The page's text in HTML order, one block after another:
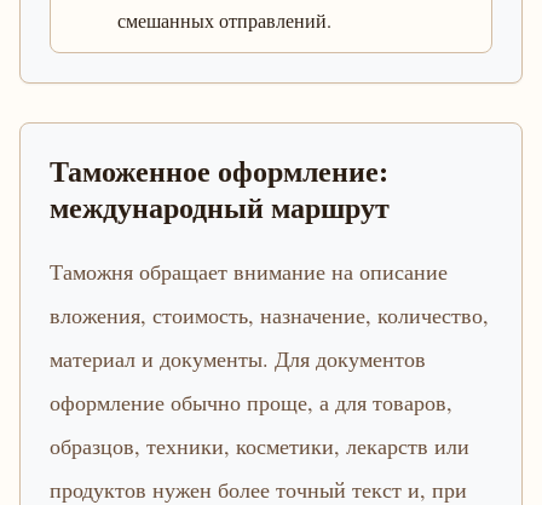
смешанных отправлений.
Таможенное оформление:
международный маршрут
Таможня обращает внимание на описание
вложения, стоимость, назначение, количество,
материал и документы. Для документов
оформление обычно проще, а для товаров,
образцов, техники, косметики, лекарств или
продуктов нужен более точный текст и, при